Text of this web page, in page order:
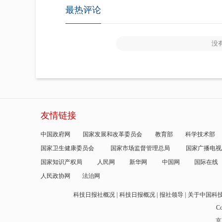
最热评论
没
友情链接
中国政府网 国家发展和改革委员会 教育部
科学技术部
国家卫生健康委员会
国家市场监督管理总局
国家广播电
国家知识产权局
人民网 新华网 中国网
国际在线
人民政协网
法治网
科技日报社概况 科技日报概况 报社领导
关于中国科